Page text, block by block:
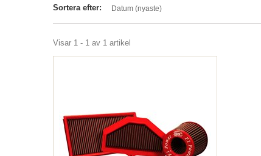
Sortera efter: Datum (nyaste)
Visar 1 - 1 av 1 artikel